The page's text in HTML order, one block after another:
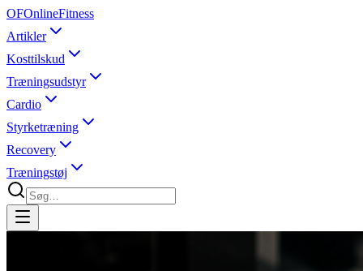
OFOnlineFitness
Artikler
Kosttilskud
Træningsudstyr
Cardio
Styrketræning
Recovery
Træningstøj